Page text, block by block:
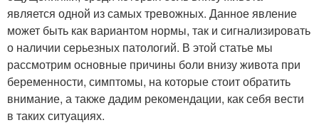
является одной из самых тревожных. Данное явление
может быть как вариантом нормы, так и сигнализировать
о наличии серьезных патологий. В этой статье мы
рассмотрим основные причины боли внизу живота при
беременности, симптомы, на которые стоит обратить
внимание, а также дадим рекомендации, как себя вести
в таких ситуациях.